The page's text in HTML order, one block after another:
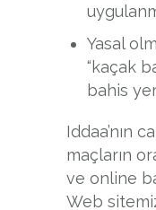
Yasal
“kaçak
bahis
Iddaa’nın
maçların
ve online
Web